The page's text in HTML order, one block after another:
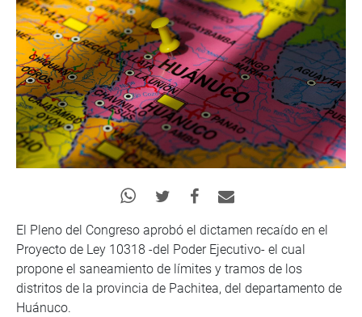
El Pleno del Congreso aprobó el dictamen recaído en el
Proyecto de Ley 10318 -del Poder Ejecutivo- el cual
propone el saneamiento de límites y tramos de los
distritos de la provincia de Pachitea, del departamento de
Huánuco.